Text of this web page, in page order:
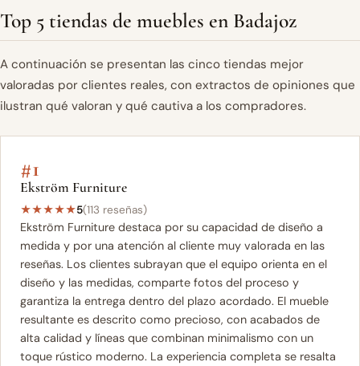
Top 5 tiendas de muebles en Badajoz
A continuación se presentan las cinco tiendas mejor
valoradas por clientes reales, con extractos de opiniones que
ilustran qué valoran y qué cautiva a los compradores.
#1
Ekström Furniture
★★★★★5(113 reseñas)
Ekström Furniture destaca por su capacidad de diseño a
medida y por una atención al cliente muy valorada en las
reseñas. Los clientes subrayan que el equipo orienta en el
diseño y las medidas, comparte fotos del proceso y
garantiza la entrega dentro del plazo acordado. El mueble
resultante es descrito como precioso, con acabados de
alta calidad y líneas que combinan minimalismo con un
toque rústico moderno. La experiencia completa se resalta